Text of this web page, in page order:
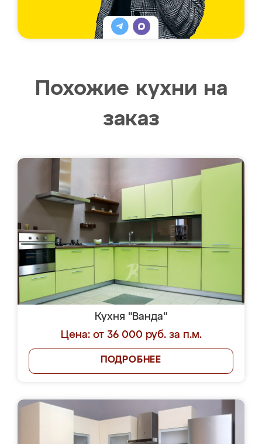
Похожие кухни на
заказ
Кухня "Ванда"
Цена: от 36 000 руб. за п.м.
ПОДРОБНЕЕ